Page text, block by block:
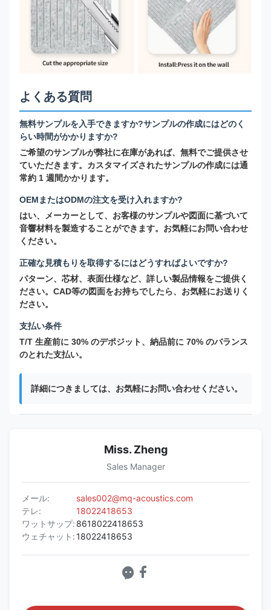
よくある質問
無料サンプルを入手できますか?サンプルの作成にはどのく
らい時間がかかりますか?
ご希望のサンプルが弊社に在庫があれば、無料でご提供させ
ていただきます。カスタマイズされたサンプルの作成には通
常約 1 週間かかります。
OEMまたはODMの注文を受け入れますか?
はい、メーカーとして、お客様のサンプルや図面に基づいて
音響材料を製造することができます。お気軽にお問い合わせ
ください。
正確な見積もりを取得するにはどうすればよいですか?
パターン、芯材、表面仕様など、詳しい製品情報をご提供く
ださい。CAD等の図面をお持ちでしたら、お気軽にお送りく
ださい。
支払い条件
T/T 生産前に 30% のデポジット、納品前に 70% のバランス
のとれた支払い。
詳細につきましては、お気軽にお問い合わせください。
Miss. Zheng
Sales Manager
メール:
sales002@mq-acoustics.com
テレ:
18022418653
ワットサップ: 8618022418653
ウェチャット:18022418653